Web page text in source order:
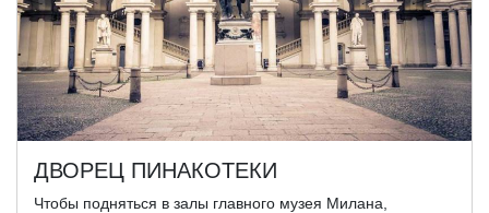
ДВОРЕЦ ПИНАКОТЕКИ
Чтобы подняться в залы главного музея Милана,